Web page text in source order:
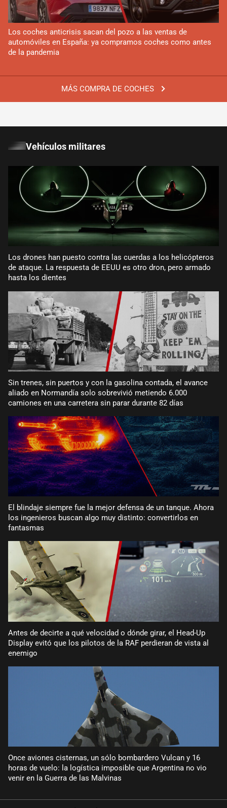
MÁS COMPRA DE COCHES
Los coches anticrisis sacan del pozo a las ventas de
automóviles en España: ya compramos coches como antes
de la pandemia
Vehículos militares
Los drones han puesto contra las cuerdas a los helicópteros
de ataque. La respuesta de EEUU es otro dron, pero armado
hasta los dientes
Sin trenes, sin puertos y con la gasolina contada, el avance
aliado en Normandía solo sobrevivió metiendo 6.000
camiones en una carretera sin parar durante 82 días
El blindaje siempre fue la mejor defensa de un tanque. Ahora
los ingenieros buscan algo muy distinto: convertirlos en
fantasmas
Antes de decirte a qué velocidad o dónde girar, el Head-Up
Display evitó que los pilotos de la RAF perdieran de vista al
enemigo
Once aviones cisternas, un sólo bombardero Vulcan y 16
horas de vuelo: la logística imposible que Argentina no vio
venir en la Guerra de las Malvinas